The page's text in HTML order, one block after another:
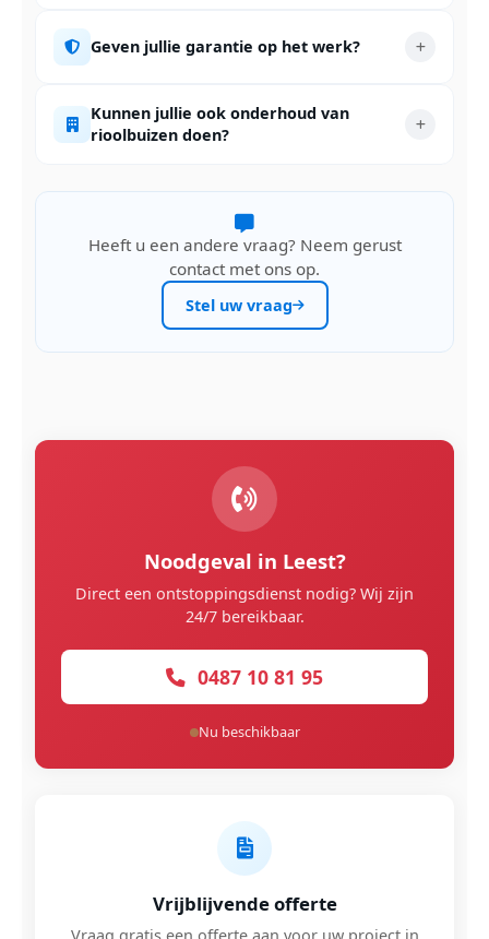
Geven jullie garantie op het werk?
Kunnen jullie ook onderhoud van
rioolbuizen doen?
Heeft u een andere vraag? Neem gerust
contact met ons op.
Stel uw vraag
Noodgeval in Leest?
Direct een ontstoppingsdienst nodig? Wij zijn
24/7 bereikbaar.
0487 10 81 95
Nu beschikbaar
Vrijblijvende offerte